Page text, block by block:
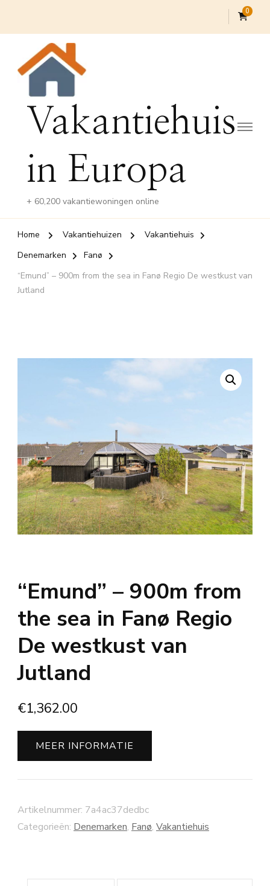
0
Vakantiehuis
in Europa
+ 60,200 vakantiewoningen online
Home Vakantiehuizen
Vakantiehuis
Denemarken
Fanø
“Emund” – 900m from the sea in Fanø Regio De westkust van
Jutland
“Emund” – 900m from
the sea in Fanø Regio
De westkust van
Jutland
€1,362.00
MEER INFORMATIE
Artikelnummer: 7a4ac37dedbc
Categorieën: Denemarken, Fanø, Vakantiehuis